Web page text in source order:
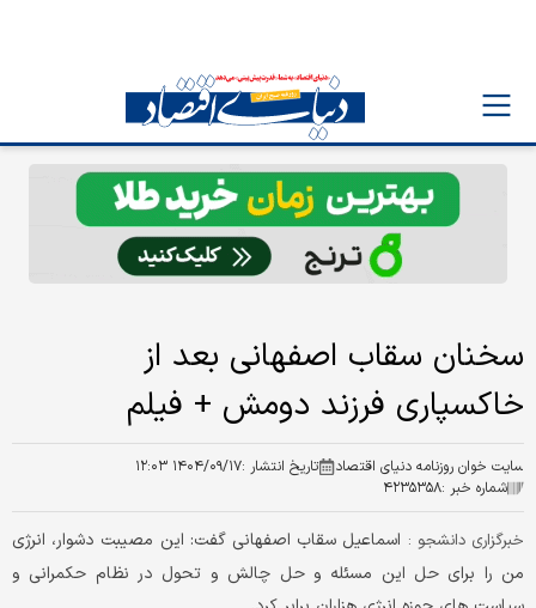
سخنان سقاب اصفهانی بعد از
خاکسپاری فرزند دومش + فیلم
سایت خوان روزنامه دنیای اقتصاد تاریخ انتشار :۱۴۰۴/۰۹/۱۷ ۱۲:۰۳
شماره خبر :۴۲۳۵۳۵۸
خبرگزاری دانشجو : اسماعیل سقاب اصفهانی گفت: این مصیبت دشوار، انرژی
من را برای حل این مسئله و حل چالش و تحول در نظام حکمرانی و